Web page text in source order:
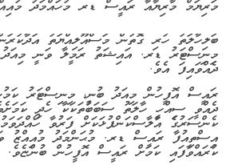
މަރިޔަމް މާރިޔާއާ ރައީސް ޑރ މުހައްމަދު
ބަލިހާލަތު ހުރި ގޮތުން މަސްއޫލިއްޔަތު
މިނިސްޓަރު ޑރ. އައިޝަތު ރަމީލާ ވަނީ މިއަދު
ދެއްވައިފަ އެވެ.
ރައީސް އޮފީހުން މިއަދު ބުނީ، މިނިސްޓަރު
ދެއްވީ ސިއްހީ ހާލަތު ސަބަބުތަކަކާ ހެދި
ކެންސަރުގެ އާލާސްކަންފުޅަކަށް ފަރުވާ
އިސްތިއުފާ ރައީސް ޑރ. މުޙަންމަދު މުއިއްޒު
ކުރައްވާފައި ކަމަށް ރައީސް އޮފީހުން ބުންޏެވެ.